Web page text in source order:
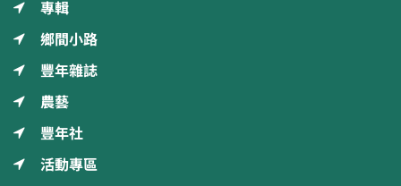
鄉間小路
豐年雜誌
農藝
豐年社
活動專區